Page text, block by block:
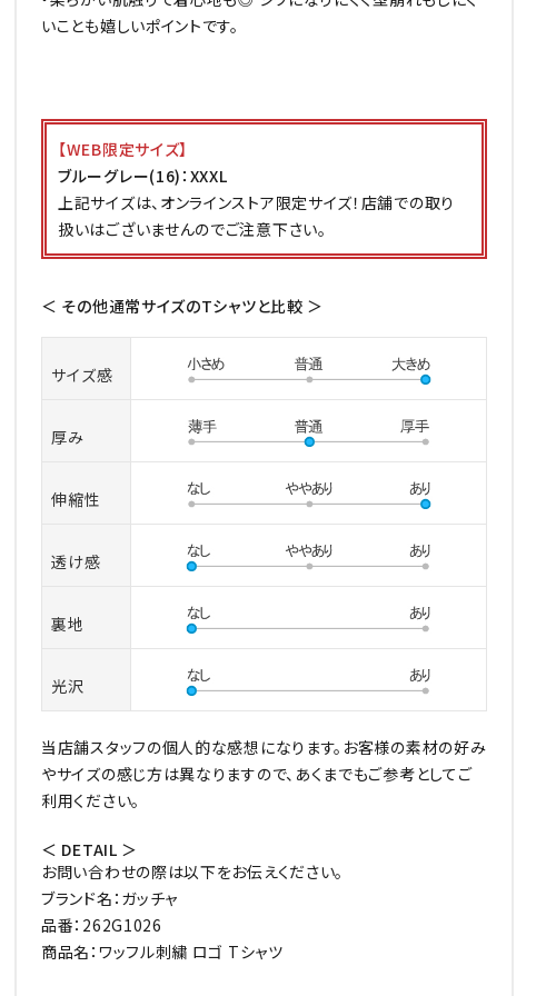
いことも嬉しいポイントです。
【WEB限定サイズ】
ブルーグレー(16)：XXXL
上記サイズは、オンラインストア限定サイズ！店舗での取り
扱いはございませんのでご注意下さい。
＜ その他通常サイズのTシャツと比較 ＞
サイズ感
厚み
伸縮性
透け感
裏地
光沢
当店舗スタッフの個人的な感想になります。お客様の素材の好み
やサイズの感じ方は異なりますので、あくまでもご参考としてご
利用ください。
＜ DETAIL ＞
お問い合わせの際は以下をお伝えください。
ブランド名：ガッチャ
品番：262G1026
商品名：ワッフル刺繍 ロゴ Tシャツ